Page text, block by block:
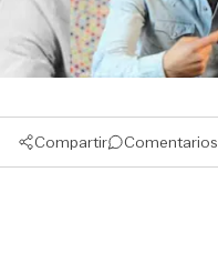
Compartir Comentarios